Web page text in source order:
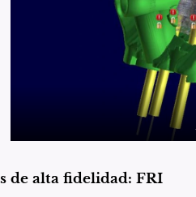
de alta fidelidad: FRI